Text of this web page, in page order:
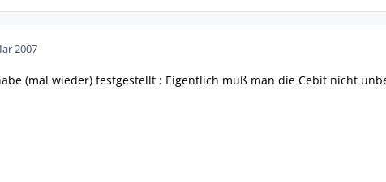
2007
(mal wieder) festgestellt : Eigentlich muß man die Cebit nicht